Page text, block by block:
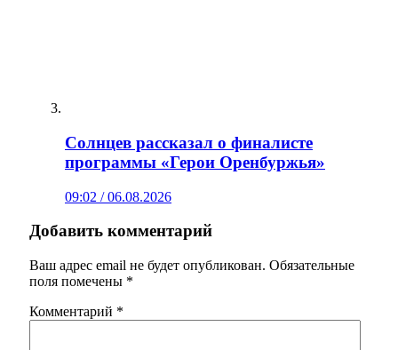
Солнцев рассказал о финалисте
программы «Герои Оренбуржья»
09:02 / 06.08.2026
Добавить комментарий
Ваш адрес email не будет опубликован. Обязательные
поля помечены *
Комментарий *